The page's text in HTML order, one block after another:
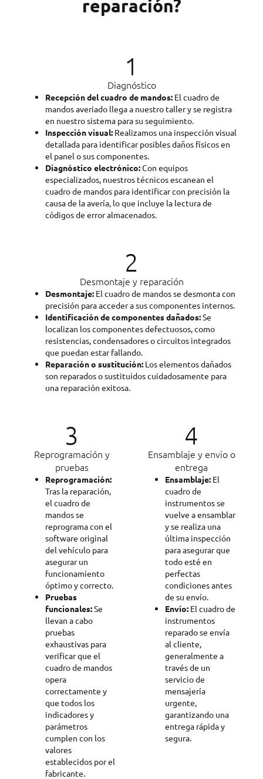
reparación?
1
Diagnóstico
Recepción del cuadro de mandos: El cuadro de
mandos averiado llega a nuestro taller y se registra
en nuestro sistema para su seguimiento.
Inspección visual: Realizamos una inspección visual
detallada para identificar posibles daños físicos en
el panel o sus componentes.
Diagnóstico electrónico:Con equipos
especializados, nuestros técnicos escanean el
cuadro de mandos para identificar con precisión la
causa de la avería, lo que incluye la lectura de
códigos de error almacenados.
2
Desmontaje y reparación
Desmontaje: El cuadro de mandos se desmonta con
precisión para acceder a sus componentes internos.
Identificación de componentes dañados:Se
localizan los componentes defectuosos, como
resistencias, condensadores o circuitos integrados
que puedan estar fallando.
Reparación o sustitución: Los elementos dañados
son reparados o sustituidos cuidadosamente para
una reparación exitosa.
3
Reprogramación y
pruebas
Reprogramación:
Tras la reparación,
el cuadro de
mandos se
reprograma con el
software original
del vehículo para
asegurar un
funcionamiento
óptimo y correcto.
Pruebas
funcionales:Se
llevan a cabo
pruebas
exhaustivas para
verificar que el
cuadro de mandos
opera
correctamente y
que todos los
indicadores y
parámetros
cumplen con los
valores
establecidos por el
fabricante.
4
Ensamblaje y envio o
entrega
Ensamblaje: El
cuadro de
instrumentos se
vuelve a ensamblar
y se realiza una
última inspección
para asegurar que
todo esté en
perfectas
condiciones antes
de su envío.
Envío: El cuadro de
instrumentos
reparado se envía
al cliente,
generalmente a
través de un
servicio de
mensajería
urgente,
garantizando una
entrega rápida y
segura.